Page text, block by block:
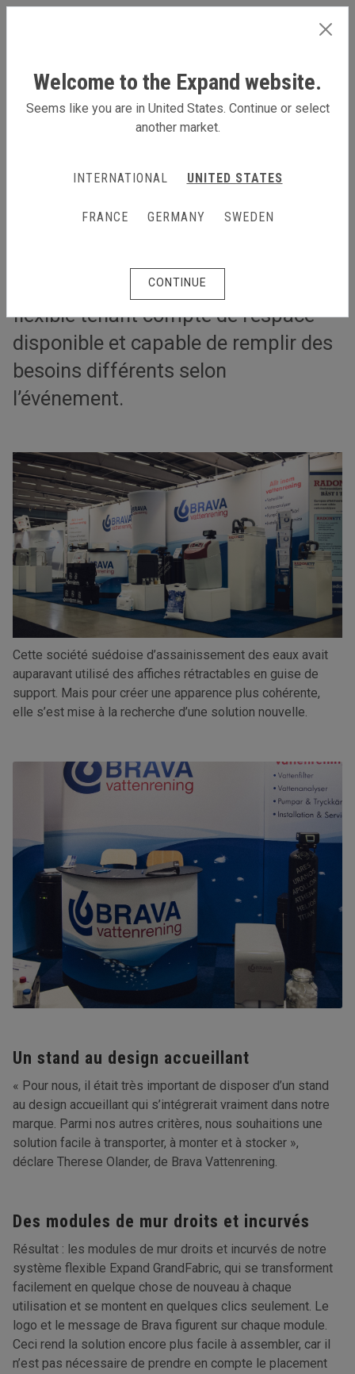
Une solution événementielle ajustable selon l’espace au sol
Une solution événementielle
son stand d’exposition une solution
flexible tenant compte de l’espace
disponible et capable de remplir des
besoins différents selon
l’événement.
Cette société suédoise d’assainissement des eaux avait
auparavant utilisé des affiches rétractables en guise de
support. Mais pour créer une apparence plus cohérente,
elle s’est mise à la recherche d’une solution nouvelle.
Un stand au design accueillant
« Pour nous, il était très important de disposer d’un stand
au design accueillant qui s’intégrerait vraiment dans notre
marque. Parmi nos autres critères, nous souhaitions une
solution facile à transporter, à monter et à stocker »,
déclare Therese Olander, de Brava Vattenrening.
Des modules de mur droits et incurvés
Résultat : les modules de mur droits et incurvés de notre
système flexible Expand GrandFabric, qui se transforment
facilement en quelque chose de nouveau à chaque
utilisation et se montent en quelques clics seulement. Le
logo et le message de Brava figurent sur chaque module.
Ceci rend la solution encore plus facile à assembler, car il
n’est pas nécessaire de prendre en compte le placement
Welcome to the Expand website.
Seems like you are in United States. Continue or select
another market.
INTERNATIONAL UNITED STATES
FRANCE GERMANY SWEDEN
CONTINUE